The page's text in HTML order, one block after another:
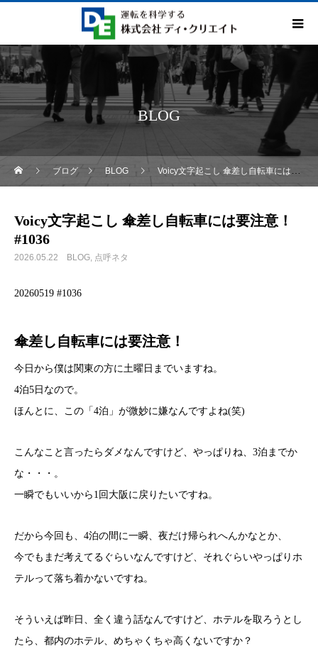
BLOG
ブログ BLOG Voicy文字起こし 傘差し自転車には要注意！ #1036
Voicy文字起こし 傘差し自転車には要注意！
#1036
2026.05.22 BLOG 点呼ネタ
20260519 #1036
傘差し自転車には要注意！
今日から僕は関東の方に土曜日までいますね。
4泊5日なので。
ほんとに、この「4泊」が微妙に嫌なんですよね(笑)
こんなこと言ったらダメなんですけど、やっぱりね、3泊までか
な・・・。
一瞬でもいいから1回大阪に戻りたいですね。
だから今回も、4泊の間に一瞬、夜だけ帰られへんかなとか、
今でもまだ考えてるぐらいなんですけど、それぐらいやっぱりホ
テルって落ち着かないですね。
そういえば昨日、全く違う話なんですけど、ホテルを取ろうとし
たら、都内のホテル、めちゃくちゃ高くないですか？